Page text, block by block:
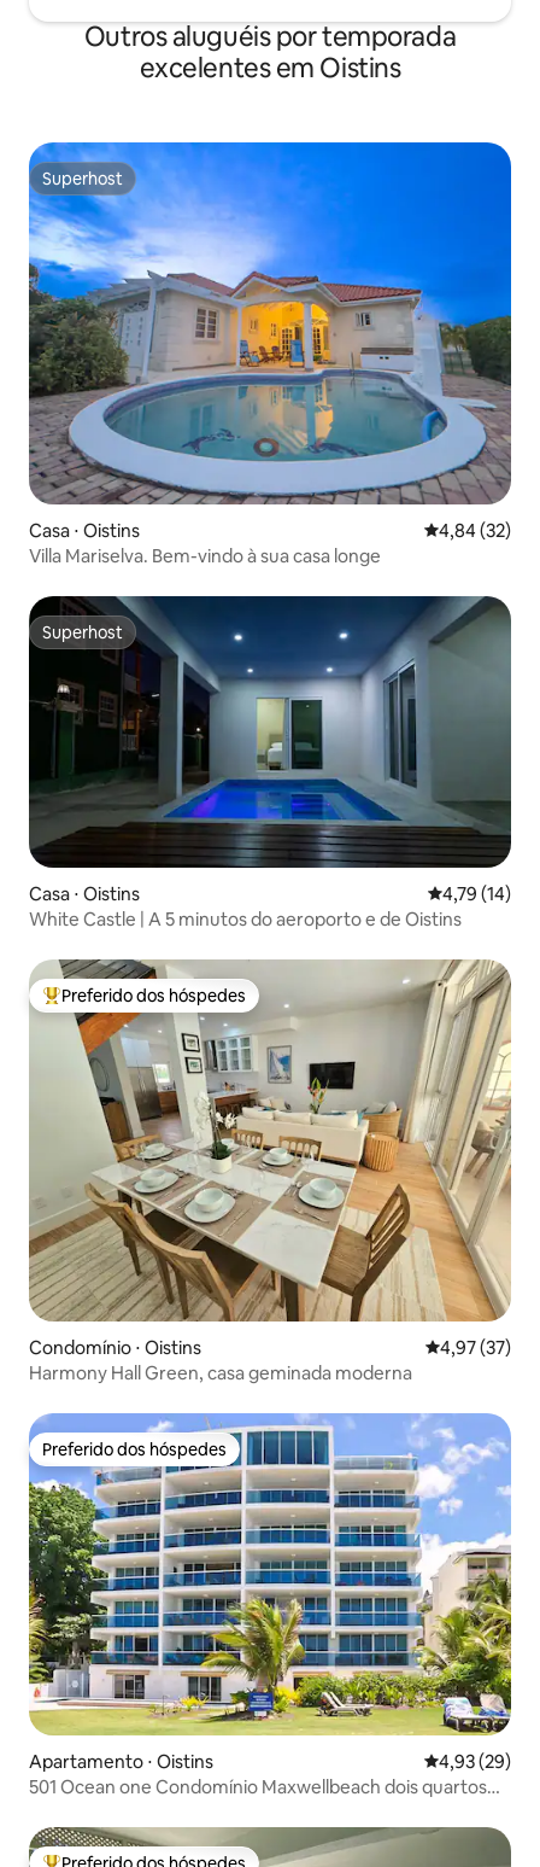
Outros aluguéis por temporada
excelentes em Oistins
Superhost
Superhost
Casa ⋅ Oistins 4,84 de uma
4,84 (32)
Villa Mariselva. Bem-vindo à sua casa longe
Superhost
Superhost
Casa ⋅ Oistins 4,79 de uma
4,79 (14)
White Castle | A 5 minutos do aeroporto e de Oistins
Entre os melhores preferidos dos hóspedes
Preferido dos hóspedes
Condomínio ⋅ Oistins 4,97 de uma
4,97 (37)
Harmony Hall Green, casa geminada moderna
Preferido dos hóspedes
Preferido dos hóspedes
Apartamento ⋅ Oistins 4,93 de uma
4,93 (29)
501 Ocean one Condomínio Maxwellbeach dois quartos